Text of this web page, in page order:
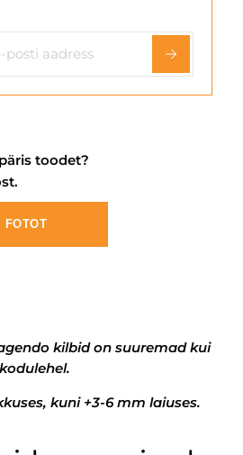
toodet?
FOTOT
kilbid on suuremad kui
kuni +3-6 mm laiuses.